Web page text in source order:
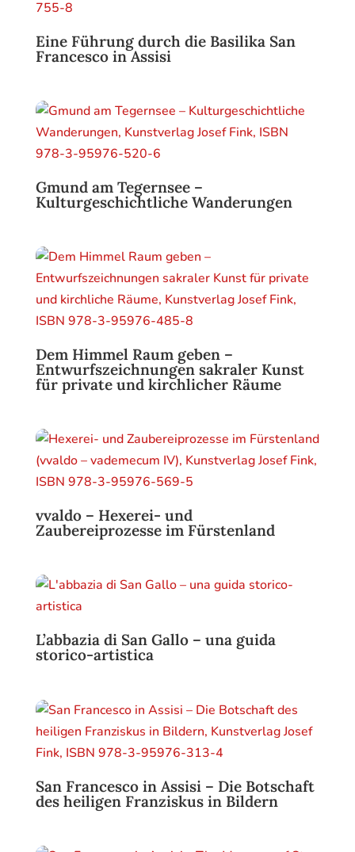
Eine Führung durch die Basilika San
Francesco in Assisi
Gmund am Tegernsee –
Kulturgeschichtliche Wanderungen
Dem Himmel Raum geben –
Entwurfszeichnungen sakraler Kunst
für private und kirchlicher Räume
vvaldo – Hexerei- und
Zaubereiprozesse im Fürstenland
L’abbazia di San Gallo – una guida
storico-artistica
San Francesco in Assisi – Die Botschaft
des heiligen Franziskus in Bildern